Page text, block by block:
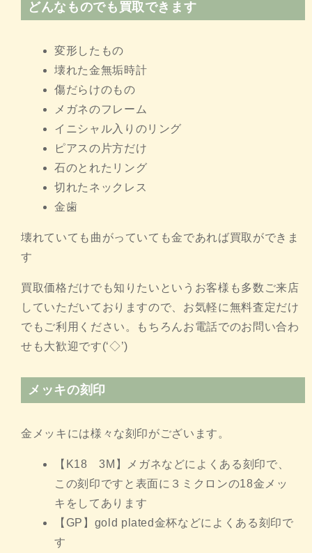
どんなものでも買取できます
変形したもの
壊れた金無垢時計
傷だらけのもの
メガネのフレーム
イニシャル入りのリング
ピアスの片方だけ
石のとれたリング
切れたネックレス
金歯
壊れていても曲がっていても金であれば買取ができま
す
買取価格だけでも知りたいというお客様も多数ご来店
していただいておりますので、お気軽に無料査定だけ
でもご利用ください。もちろんお電話でのお問い合わ
せも大歓迎です(‘◇’)ゞ
メッキの刻印
金メッキには様々な刻印がございます。
【K18 3M】メガネなどによくある刻印で、
この刻印ですと表面に３ミクロンの18金メッ
キをしてあります
【GP】gold plated金杯などによくある刻印で
す